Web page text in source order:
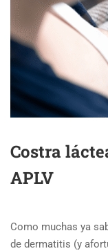
Costra
APLV
Como muchas ya
de dermatitis (y